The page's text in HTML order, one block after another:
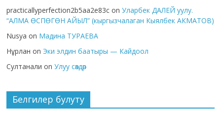
practicallyperfection2b5aa2e83c onУларбек ДАЛЕЙ уулу.
“АЛМА ӨСПӨГӨН АЙЫЛ” (кыргызчалаган Кыялбек АКМАТОВ)
Nusya on Мадина ТУРАЕВА
Нұрлан on Эки элдин баатыры — Кайдоол
Султанали onУлуу сөздөр
Белгилер булуту